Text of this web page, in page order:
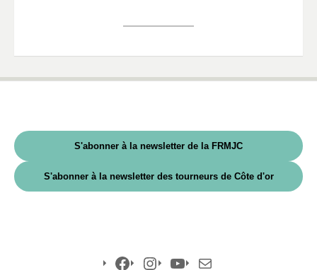
S'abonner à la newsletter de la FRMJC
S'abonner à la newsletter des tourneurs de Côte d'or